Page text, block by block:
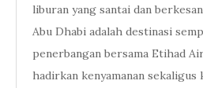
liburan yang santai dan
Abu Dhabi adalah destinasi
penerbangan bersama Etihad
hadirkan kenyamanan sekaligus